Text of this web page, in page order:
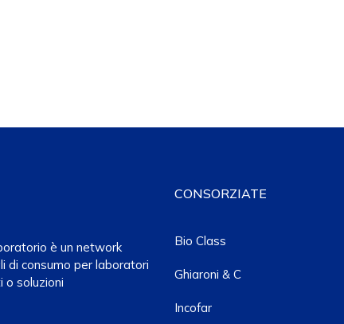
è un network
di consumo per laboratori
o soluzioni
CONSORZIATE
Bio Class
Ghiaroni & C
Incofar